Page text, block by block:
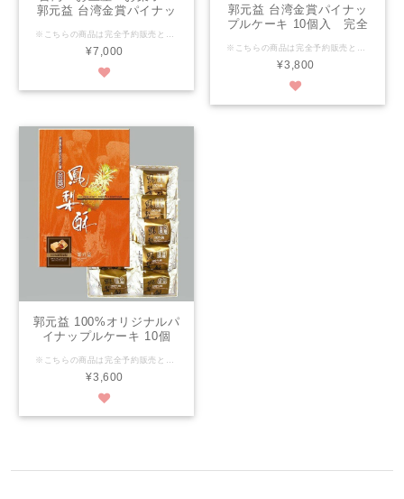
郭元益 台湾金賞パイナッ
予約販売
※こちらの商品は完全予約販売となります ※出荷日は【商品説明のカレンダー】をご参考ください。 ※【営業日カレンダー】とお間違いのないようにご注意ください。 台湾では知らない人がいない老舗お菓子屋「郭元益KUO YUAN YE」 台北市政府主催のパイナップルケーキコンテストで2010年と2013年に金賞を受賞！ クッキー生地はサクサクの食感。パイナップルジャムは、台湾のパイナップルの名産地・台南関廟産の高級品種「17号・金鑽（ゴールデン・ダイヤモンド）」というパイナップルを厳選使用。伝統的なパイナップルケーキの製法を守り、冬瓜30％、パイナップル70％の割合で炊き上げたジャムは、ジューシーで程よい甘酸っぱさ。 パイナップルケーキ 保存期限：製造日より90日 箱のデザインは定期的に変わる場合がございます ※人気商品となります。 現地販売状況により欠品が発生する可能性がございます。 その場合、ご注文のキャンセル、、後日配送（〜１か月後）いづれかの ご対応となります。 その際は当店より事前にご連絡差し上げます。 予めご了承の程、宜しくお願い申し上げます。
¥7,000
郭元益 台湾金賞パイナッ
プルケーキ 10個入 完全
※こちらの商品は完全予約販売となります ※出荷日は【商品説明のカレンダー】をご参考ください。 ※【営業日カレンダー】とお間違いのないようにご注意ください。 台湾では知らない人がいない老舗お菓子屋「郭元益KUO YUAN YE」 台北市政府主催のパイナップルケーキコンテストで2010年と2013年に金賞を受賞！ クッキー生地はサクサクの食感。パイナップルジャムは、台湾のパイナップルの名産地・台南関廟産の高級品種「17号・金鑽（ゴールデン・ダイヤモンド）」というパイナップルを厳選使用。伝統的なパイナップルケーキの製法を守り、冬瓜30％、パイナップル70％の割合で炊き上げたジャムは、ジューシーで程よい甘酸っぱさ。 パイナップルケーキ 10個入 2800円 保存期限：製造日より90日 箱のデザインは定期的に変わる場合がございます ※人気商品となります。 現地販売状況により欠品が発生する可能性がございます。 その場合、ご注文のキャンセル、、後日配送（〜１か月後）いづれかの ご対応となります。 その際は当店より事前にご連絡差し上げます。 予めご了承の程、宜しくお願い申し上げます。
¥3,800
郭元益 100%オリジナルパ
イナップルケーキ 10個
¥3,600